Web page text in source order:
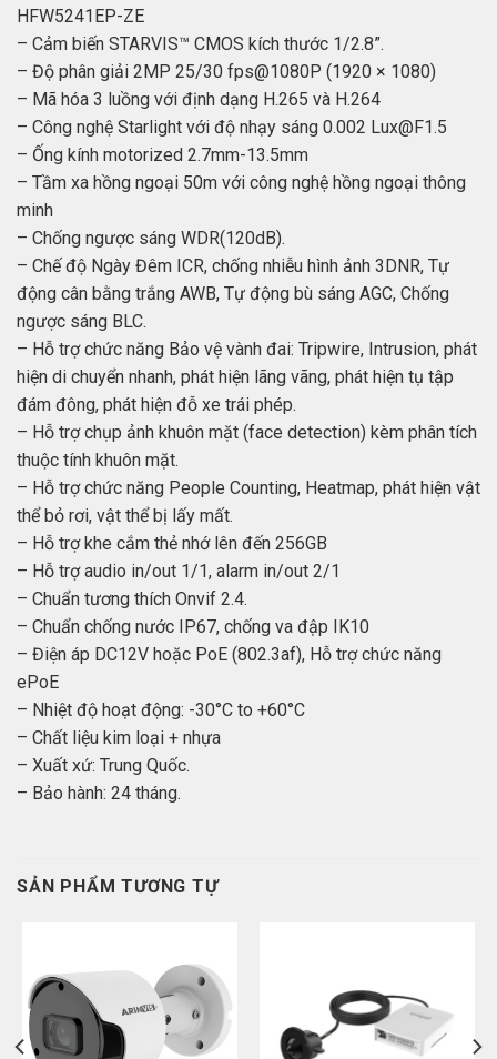
HFW5241EP-ZE
– Cảm biến STARVIS™ CMOS kích thước 1/2.8”.
– Độ phân giải 2MP 25/30 fps@1080P (1920 × 1080)
– Mã hóa 3 luồng với định dạng H.265 và H.264
– Công nghệ Starlight với độ nhạy sáng 0.002 Lux@F1.5
– Ống kính motorized 2.7mm-13.5mm
– Tầm xa hồng ngoại 50m với công nghệ hồng ngoại thông
minh
– Chống ngược sáng WDR(120dB).
– Chế độ Ngày Đêm ICR, chống nhiễu hình ảnh 3DNR, Tự
động cân bằng trắng AWB, Tự động bù sáng AGC, Chống
ngược sáng BLC.
– Hỗ trợ chức năng Bảo vệ vành đai: Tripwire, Intrusion, phát
hiện di chuyển nhanh, phát hiện lãng vãng, phát hiện tụ tập
đám đông, phát hiện đỗ xe trái phép.
– Hỗ trợ chụp ảnh khuôn mặt (face detection) kèm phân tích
thuộc tính khuôn mặt.
– Hỗ trợ chức năng People Counting, Heatmap, phát hiện vật
thể bỏ rơi, vật thể bị lấy mất.
– Hỗ trợ khe cắm thẻ nhớ lên đến 256GB
– Hỗ trợ audio in/out 1/1, alarm in/out 2/1
– Chuẩn tương thích Onvif 2.4.
– Chuẩn chống nước IP67, chống va đập IK10
– Điện áp DC12V hoặc PoE (802.3af), Hỗ trợ chức năng
ePoE
– Nhiệt độ hoạt động: -30°C to +60°C
– Chất liệu kim loại + nhựa
– Xuất xứ: Trung Quốc.
– Bảo hành: 24 tháng.
SẢN PHẨM TƯƠNG TỰ